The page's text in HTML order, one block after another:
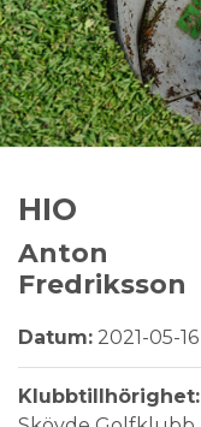
HIO
Anton
Fredriksson
Datum: 2021-05-16
Klubbtillhörighet: